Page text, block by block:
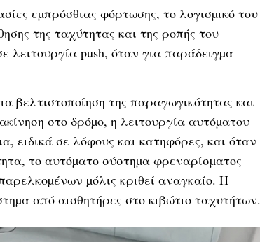
εµπρόσθιας φόρτωσης, το λογισµικό του
της ταχύτητας και της ροπής του
λειτουργία push, όταν για παράδειγµα
βελτιστοποίηση της παραγωγικότητας και
στο δρόµο, η λειτουργία αυτόµατου
ειδικά σε λόφους και κατηφόρες, και όταν
το αυτόµατο σύστηµα φρεναρίσµατος
µόλις κριθεί αναγκαίο. Η
από αισθητήρες στο κιβώτιο ταχυτήτων.